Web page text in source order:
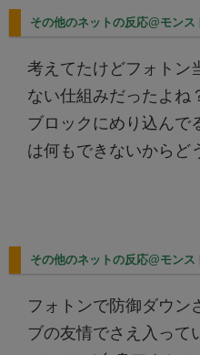
その他のネットの反応@モンス
考えてたけどフォトン
ない仕組みだったよね
ブロックにめり込んで
は何もできないからど
その他のネットの反応@モンス
フォトンで防御ダウン
ブの友情でさえ入って